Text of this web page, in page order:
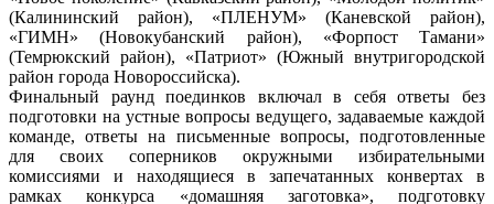
(Калининский район), «ПЛЕНУМ» (Каневской район),
«ГИМН» (Новокубанский район), «Форпост Тамани»
(Темрюкский район), «Патриот» (Южный внутригородской
район города Новороссийска).
Финальный раунд поединков включал в себя ответы без
подготовки на устные вопросы ведущего, задаваемые каждой
команде, ответы на письменные вопросы, подготовленные
для своих соперников окружными избирательными
комиссиями и находящиеся в запечатанных конвертах в
рамках конкурса «домашняя заготовка», подготовку